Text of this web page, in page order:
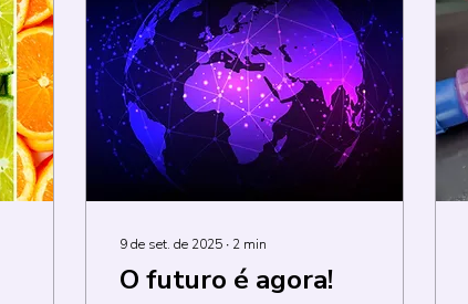
9 de set. de 2025 ∙ 2 min
O futuro é agora!